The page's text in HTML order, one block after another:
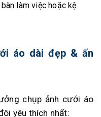
làm việc hoặc kệ
áo dài đẹp & ấn
chụp ảnh cưới áo
yêu thích nhất: